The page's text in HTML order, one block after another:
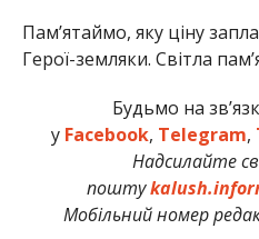
Памʼятаймо, яку ціну
Герої-земляки. Світла
Будьмо на
у Facebook, Telegram,
Надсилайте
пошту
Мобільний номер